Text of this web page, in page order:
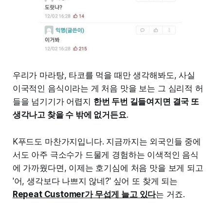
우리가 마라탕, 타코를 먹을 때만 생각해봐도, 사실
이국적인 음식이라는 게 처음 맛을 보는 그 심리적 허
들을 넘기기가 어렵지 한번 두번 길들여지면 결국 또
생각나고 찾을 수 밖에 없거든요.
K푸드도 마찬가지입니다. 지금까지는 외국인들 중에
서도 아주 극소수가 드물게 경험하는 이색적인 음식
에 가까웠다면, 이제는 호기심에 처음 맛을 보게 되고
'어, 생각보다 나쁘지 않네?' 싶어 또 찾게 되는
Repeat Customer가 무섭게 늘고 있다는 거죠.